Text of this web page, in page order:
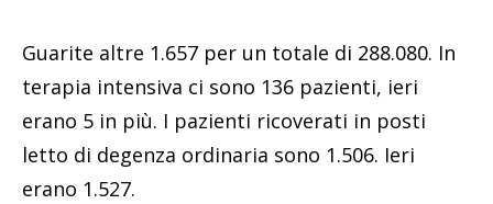
Guarite altre 1.657 per un totale di 288.080. In
terapia intensiva ci sono 136 pazienti, ieri
erano 5 in più. I pazienti ricoverati in posti
letto di degenza ordinaria sono 1.506. Ieri
erano 1.527.